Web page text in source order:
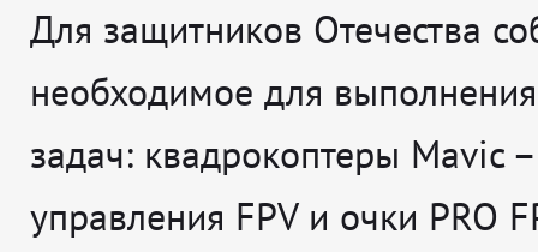
Для защитников Отечества
необходимое для
задач: квадрокоптеры Mavic
управления FPV и очки PRO